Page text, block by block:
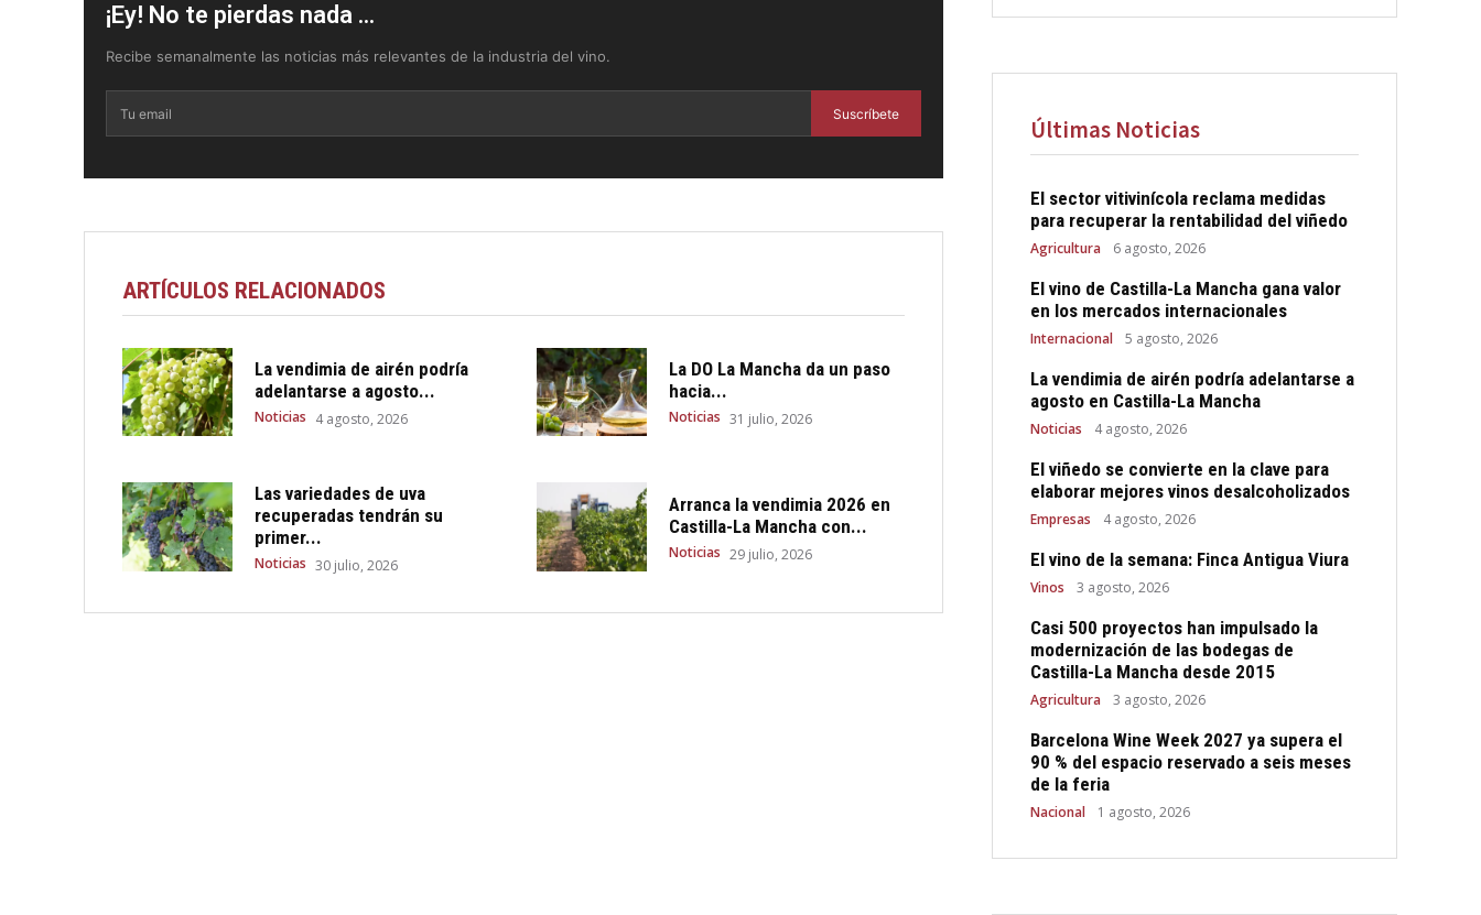
¡Ey! No te pierdas nada ...
Recibe semanalmente las noticias más relevantes de la industria del vino.
Suscríbete
ARTÍCULOS RELACIONADOS
La vendimia de airén podría
adelantarse a agosto...
Noticias 4 agosto, 2026
La DO La Mancha da un paso
hacia...
Noticias 31 julio, 2026
Las variedades de uva
recuperadas tendrán su
primer...
Noticias 30 julio, 2026
Arranca la vendimia 2026 en
Castilla-La Mancha con...
Noticias 29 julio, 2026
Últimas Noticias
El sector vitivinícola reclama medidas
para recuperar la rentabilidad del viñedo
Agricultura 6 agosto, 2026
El vino de Castilla-La Mancha gana valor
en los mercados internacionales
Internacional 5 agosto, 2026
La vendimia de airén podría adelantarse a
agosto en Castilla-La Mancha
Noticias 4 agosto, 2026
El viñedo se convierte en la clave para
elaborar mejores vinos desalcoholizados
Empresas 4 agosto, 2026
El vino de la semana: Finca Antigua Viura
Vinos 3 agosto, 2026
Casi 500 proyectos han impulsado la
modernización de las bodegas de
Castilla-La Mancha desde 2015
Agricultura 3 agosto, 2026
Barcelona Wine Week 2027 ya supera el
90 % del espacio reservado a seis meses
de la feria
Nacional 1 agosto, 2026